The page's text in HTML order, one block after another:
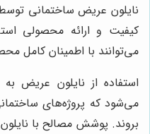
نایلون عریض ساختمانی
کیفیت و ارائه محصولی
می‌توانند با اطمینان کامل
استفاده از نایلون عریض
می‌شود که پروژه‌های
بروند. پوشش مصالح با